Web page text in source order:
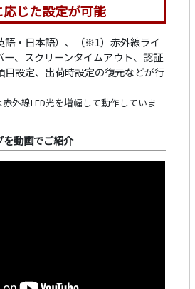
応じた設定が可能
語・日本語）、（※1）赤外線ライ
ー、スクリーンタイムアウト、認証
目設定、出荷時設定の復元などが行
外線LED光を増幅して動作していま
動画でご紹介